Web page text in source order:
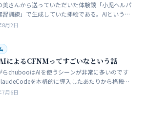
さんから送っていただいた体験談「小児ヘルパ
習訓練」で生成していた挿絵である。AIというの
うしても細部が苦手でトークンを積まずにやれる
8月2日
によるCFNMってすごいなという話
らchubooはAIを使うシーンが非常に多いのです
を本格的に導入したあたりから格段に
ことが多くなった。昔からときどき思うことがあ
7月6日